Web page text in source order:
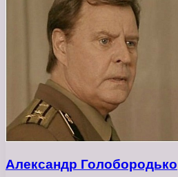
Александр Голобородько